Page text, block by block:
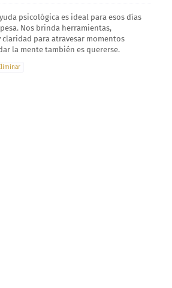
psicológica es ideal para esos días
Nos brinda herramientas,
para atravesar momentos
la mente también es quererse.